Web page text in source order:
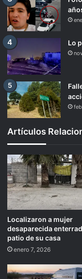
Lo
Artículos
Localizaron a mujer
desaparecida
patio de su casa
enero 7, 2026